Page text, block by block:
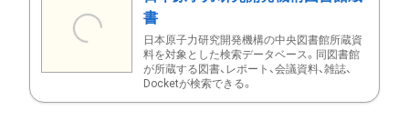
書
日本原子力研究開発機構の中央図書館所蔵資
料を対象とした検索データベース。同図書館
が所蔵する図書、レポート、会議資料、雑誌、
Docketが検索できる。